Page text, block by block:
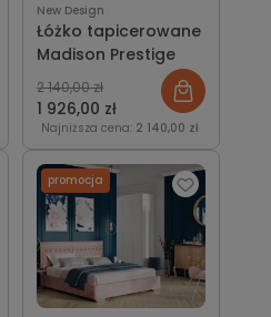
New Design
Łóżko tapicerowane
Madison Prestige
1 926,00 zł
2 140,00 zł
Najniższa cena: 2 140,00 zł
promocja